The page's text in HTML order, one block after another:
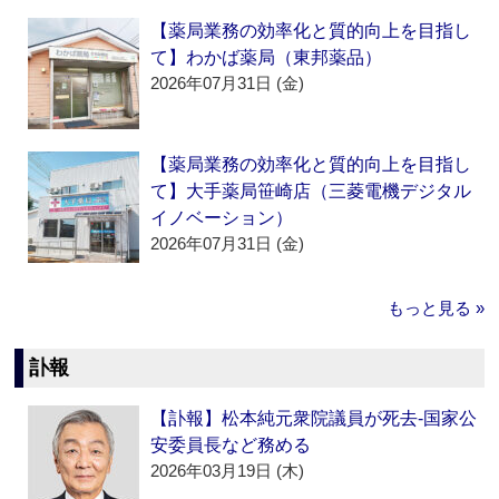
【薬局業務の効率化と質的向上を目指し
て】わかば薬局（東邦薬品）
2026年07月31日 (金)
【薬局業務の効率化と質的向上を目指し
て】大手薬局笹崎店（三菱電機デジタル
イノベーション）
2026年07月31日 (金)
もっと見る »
訃報
【訃報】松本純元衆院議員が死去‐国家公
安委員長など務める
2026年03月19日 (木)